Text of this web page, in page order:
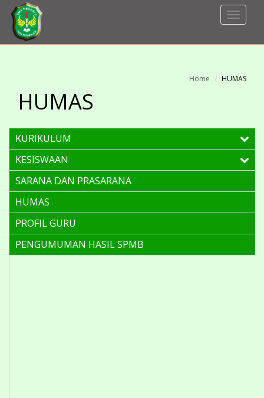
Toggle
Home HUMAS
HUMAS
KURIKULUM
KESISWAAN
SARANA DAN PRASARANA
HUMAS
PROFIL GURU
PENGUMUMAN HASIL SPMB